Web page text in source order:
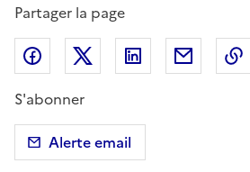
Partager la page
Partager sur Facebook
Partager sur X
Partager sur
S'abonner
Alerte email